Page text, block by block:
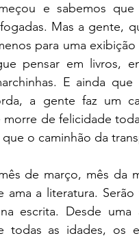
e sabemos
Mas a gente,
para uma
pensar em livros,
E ainda
a gente faz um
morre de felicidade
que o caminhão da
de março, mês da
ama a literatura.
escrita. Desde
todas as idades, os